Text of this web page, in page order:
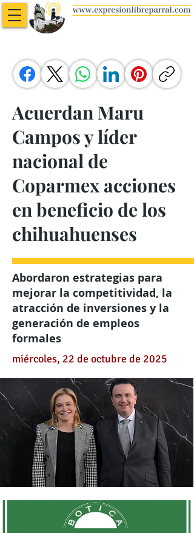
Acuerdan Maru
Campos y líder
nacional de
Coparmex acciones
en beneficio de los
chihuahuenses
Abordaron estrategias para
mejorar la competitividad, la
atracción de inversiones y la
generación de empleos
formales
miércoles, 22 de octubre de 2025